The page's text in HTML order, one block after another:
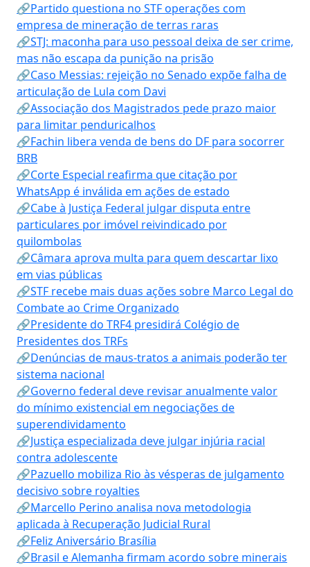
🔗Partido questiona no STF operações com
empresa de mineração de terras raras
🔗STJ: maconha para uso pessoal deixa de ser crime,
mas não escapa da punição na prisão
🔗Caso Messias: rejeição no Senado expõe falha de
articulação de Lula com Davi
🔗Associação dos Magistrados pede prazo maior
para limitar penduricalhos
🔗Fachin libera venda de bens do DF para socorrer
BRB
🔗Corte Especial reafirma que citação por
WhatsApp é inválida em ações de estado
🔗Cabe à Justiça Federal julgar disputa entre
particulares por imóvel reivindicado por
quilombolas
🔗Câmara aprova multa para quem descartar lixo
em vias públicas
🔗STF recebe mais duas ações sobre Marco Legal do
Combate ao Crime Organizado
🔗Presidente do TRF4 presidirá Colégio de
Presidentes dos TRFs
🔗Denúncias de maus-tratos a animais poderão ter
sistema nacional
🔗Governo federal deve revisar anualmente valor
do mínimo existencial em negociações de
superendividamento
🔗Justiça especializada deve julgar injúria racial
contra adolescente
🔗Pazuello mobiliza Rio às vésperas de julgamento
decisivo sobre royalties
🔗Marcello Perino analisa nova metodologia
aplicada à Recuperação Judicial Rural
🔗Feliz Aniversário Brasília
🔗Brasil e Alemanha firmam acordo sobre minerais